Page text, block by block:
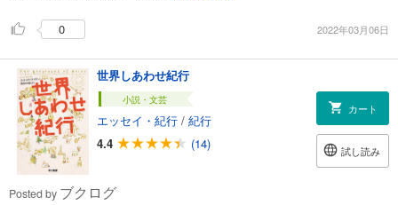
0 2022年03月06日
世界しあわせ紀行
小説・文芸
エッセイ・紀行 / 紀行
4.4
(14)
カート
試し読み
Posted by ブクログ